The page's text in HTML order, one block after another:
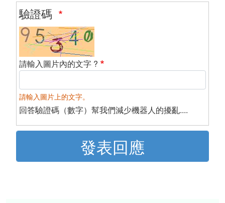
驗證碼
請輸入圖片內的文字 ?
請輸入圖片上的文字。
回答驗證碼（數字）幫我們減少機器人的擾亂....